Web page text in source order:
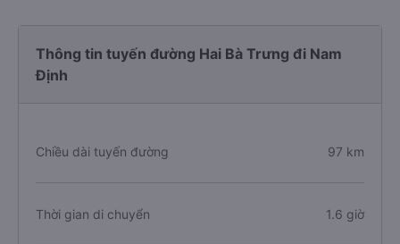
Thông tin tuyến đường Hai Bà Trưng đi Nam
Định
Chiều dài tuyến đường 97 km
Thời gian di chuyển 1.6 giờ